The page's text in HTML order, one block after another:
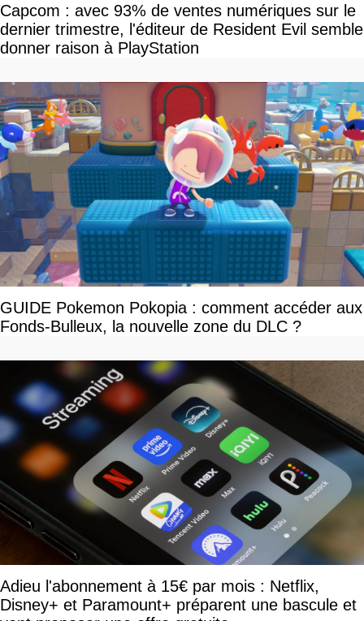
Capcom : avec 93% de ventes numériques sur le
dernier trimestre, l'éditeur de Resident Evil semble
donner raison à PlayStation
GUIDE Pokemon Pokopia : comment accéder aux
Fonds-Bulleux, la nouvelle zone du DLC ?
Adieu l'abonnement à 15€ par mois : Netflix,
Disney+ et Paramount+ préparent une bascule et